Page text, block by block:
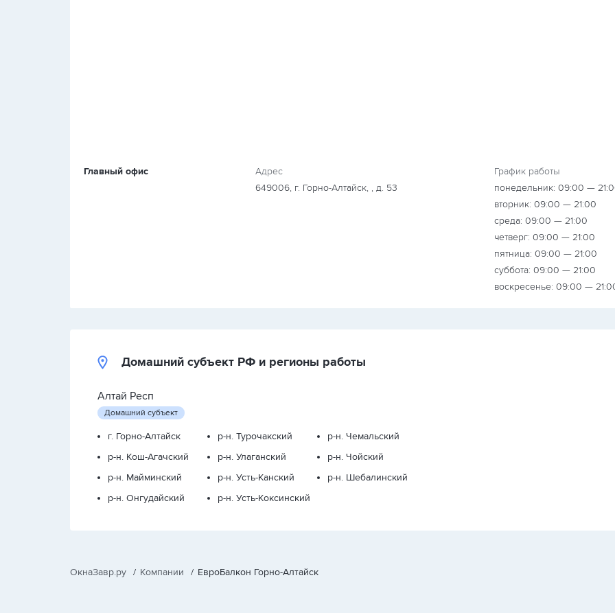
Главный офис
Адрес
649006, г. Горно-Алтайск, , д. 53
График работы
понедельник: 09:00 —
вторник: 09:00 — 21:00
среда: 09:00 — 21:00
четверг: 09:00 — 21:00
пятница: 09:00 — 21:00
суббота: 09:00 — 21:00
воскресенье: 09:00 —
Домашний субъект РФ и регионы работы
Алтай Респ
Домашний субъект
г. Горно-Алтайск
р-н. Кош-Агачский
р-н. Майминский
р-н. Онгудайский
р-н. Турочакский
р-н. Улаганский
р-н. Усть-Канский
р-н. Усть-Коксинский
р-н. Чемальский
р-н. Чойский
р-н. Шебалинский
ОкнаЗавр.ру / Компании / ЕвроБалкон Горно-Алтайск